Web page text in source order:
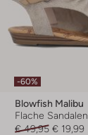
-60%
Blowfish Malibu
Flache Sandalen
€ 49,95 € 19,99